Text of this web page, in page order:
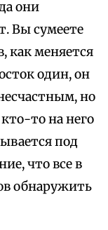
они
Вы сумеете
как меняется
один, он
но
то на него
под
что все в
обнаружить